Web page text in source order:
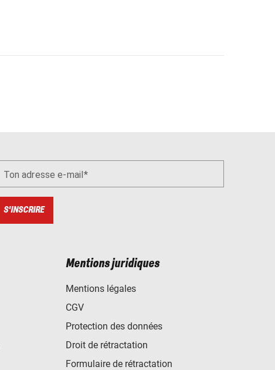
Ton adresse e-mail
S'INSCRIRE
Mentions juridiques
Mentions légales
CGV
Protection des données
Droit de rétractation
Formulaire de rétractation